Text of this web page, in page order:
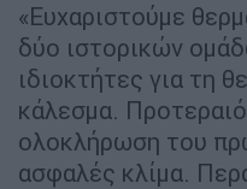
«Ευχαριστούμε
δύο ιστορικών
ιδιοκτήτες για τη
κάλεσμα.
ολοκλήρωση του
ασφαλές κλίμα.